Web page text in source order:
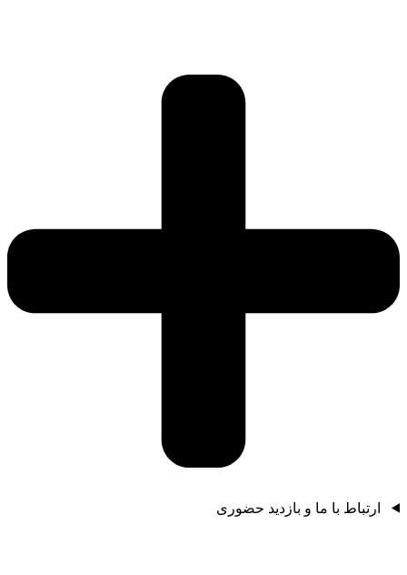
ارتباط با ما و بازدید حضوری